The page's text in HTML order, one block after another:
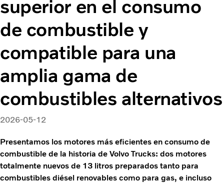
superior en el consumo
de combustible y
compatible para una
amplia gama de
combustibles alternativos
2026-05-12
Presentamos los motores más eficientes en consumo de
combustible de la historia de Volvo Trucks: dos motores
totalmente nuevos de 13 litros preparados tanto para
combustibles diésel renovables como para gas, e incluso